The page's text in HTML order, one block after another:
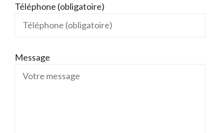
Téléphone (obligatoire)
Message